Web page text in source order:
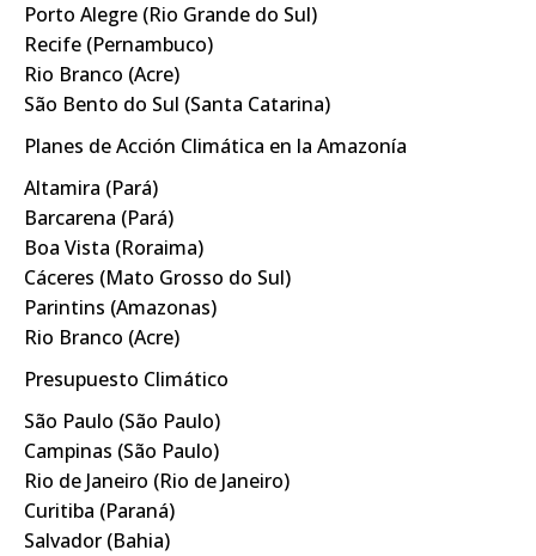
Porto Alegre (Rio Grande do Sul)
Recife (Pernambuco)
Rio Branco (Acre)
São Bento do Sul (Santa Catarina)
Planes de Acción Climática en la Amazonía
Altamira (Pará)
Barcarena (Pará)
Boa Vista (Roraima)
Cáceres (Mato Grosso do Sul)
Parintins (Amazonas)
Rio Branco (Acre)
Presupuesto Climático
São Paulo (São Paulo)
Campinas (São Paulo)
Rio de Janeiro (Rio de Janeiro)
Curitiba (Paraná)
Salvador (Bahia)